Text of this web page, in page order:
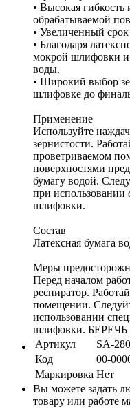
• Высокая
обрабатываемой
• Увеличенный
• Благодаря
мокрой шлифовки и
воды.
• Широкий выбор
шлифовке до
Применение
Используйте
зернистости.
проветриваемом
поверхностями
бумагу водой.
при использовании
шлифовки.
Состав
Латексная бумага
Меры
Перед началом
респиратор.
помещении.
использовании
шлифовки.
Артикул
SA-
Код
00-
Маркировка Нет
Вы можете задать
товару или работе